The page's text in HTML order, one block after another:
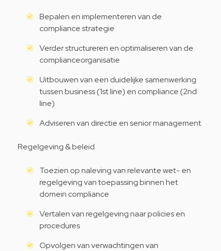
Bepalen en implementeren van de
compliance strategie
Verder structureren en optimaliseren van de
complianceorganisatie
Uitbouwen van een duidelijke samenwerking
tussen business (1st line) en compliance (2nd
line)
Adviseren van directie en senior management
Regelgeving & beleid
Toezien op naleving van relevante wet- en
regelgeving van toepassing binnen het
domein compliance
Vertalen van regelgeving naar policies en
procedures
Opvolgen van verwachtingen van